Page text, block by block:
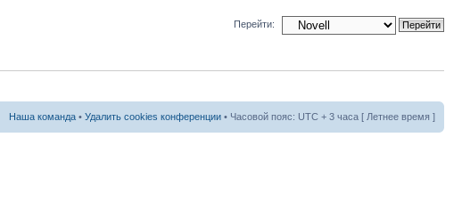
Перейти:
Наша команда • Удалить cookies конференции • Часовой пояс: UTC + 3 часа [ Летнее время ]